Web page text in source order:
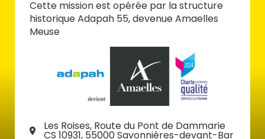
Cette mission est opérée par la structure
historique Adapah 55, devenue Amaelles
Meuse
Les Roises, Route du Pont de Dammarie
CS 10931, 55000 Savonnières-devant-Bar